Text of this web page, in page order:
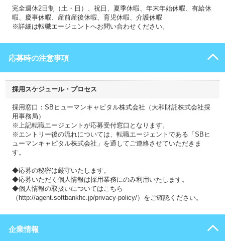
完全週休2日制（土・日）、祝日、夏季休暇、年末年始休暇、有給休
暇、慶事休暇、産前産後休暇、育児休暇、介護休暇
※詳細は転職エージェントへお問い合わせください。
応募時の注意事項
採用スケジュール・プロセス
採用窓口：SBヒューマンキャピタル株式会社（大和財託株式会社採
用事務局）
※上記転職エージェントが応募受付窓口となります。
※エントリー後の流れについては、転職エージェントである「SBヒ
ューマンキャピタル株式会社」を通してご連絡させていただきま
す。
◆応募の秘密は厳守いたします。
◆応募いただく個人情報は採用業務にのみ利用いたします。
◆個人情報の取扱いについてはこちら
（http://agent.softbankhc.jp/privacy-policy/）をご確認ください。
企業情報